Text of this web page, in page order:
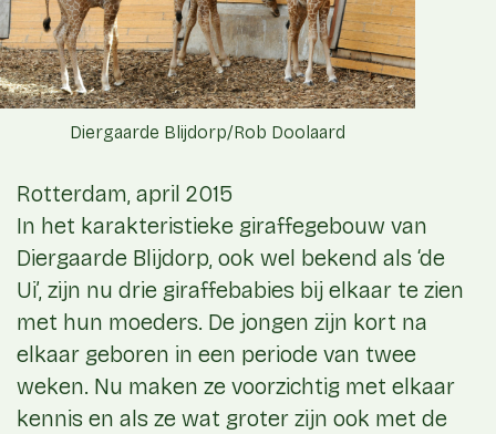
Diergaarde Blijdorp/Rob Doolaard
Rotterdam, april 2015
In het karakteristieke giraffegebouw van
Diergaarde Blijdorp, ook wel bekend als ‘de
Ui’, zijn nu drie giraffebabies bij elkaar te zien
met hun moeders. De jongen zijn kort na
elkaar geboren in een periode van twee
weken. Nu maken ze voorzichtig met elkaar
kennis en als ze wat groter zijn ook met de